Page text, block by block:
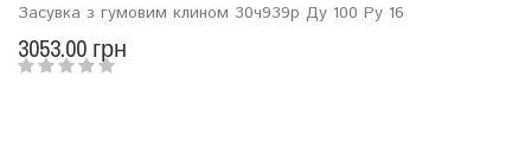
Засувка з гумовим клином 30ч939р Ду 100 Ру 16
3053.00 грн